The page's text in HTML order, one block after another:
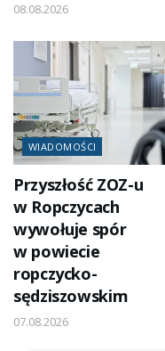
08.08.2026
WIADOMOŚCI
Przyszłość ZOZ-u
w Ropczycach
wywołuje spór
w powiecie
ropczycko-
sędziszowskim
07.08.2026